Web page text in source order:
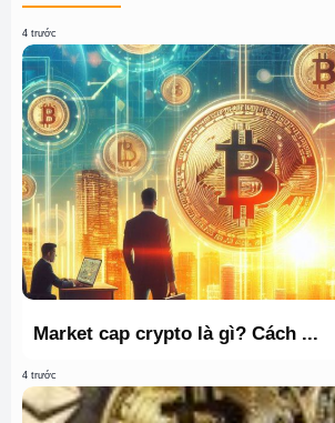
4 trước
Market cap crypto là gì? Cách ...
4 trước